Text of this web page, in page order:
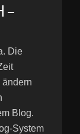
–
Die
Blog.
System